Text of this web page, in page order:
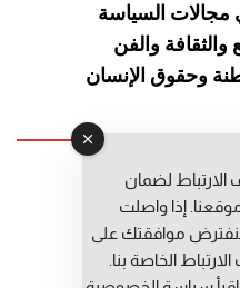
مجالات السياسة
والثقافة والفن
وحقوق الإنسان
التوراني
المعطي قبال
فاطمة حوحو
لضمان
إذا واصلت
موافقتك على
الخاصة بنا.